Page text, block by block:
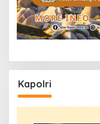
Kapolri